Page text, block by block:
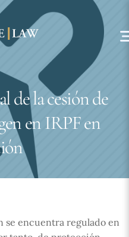
de la cesión de
en IRPF en
se encuentra regulado en